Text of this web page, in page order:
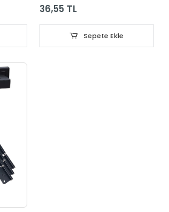
36,55 TL
Sepete Ekle